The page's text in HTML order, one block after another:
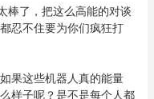
棒了，把这么高能的对谈
忍不住要为你们疯狂打
果这些机器人真的能量
样子呢？是不是每个人都